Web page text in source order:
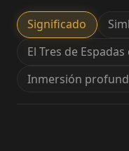
Significado
El Tres de
Inmersión